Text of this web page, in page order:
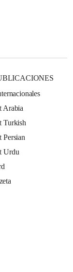
Arabia
Turkish
Persian
Urdu